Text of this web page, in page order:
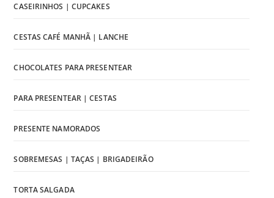
CASEIRINHOS | CUPCAKES
CESTAS CAFÉ MANHÃ | LANCHE
CHOCOLATES PARA PRESENTEAR
PARA PRESENTEAR | CESTAS
PRESENTE NAMORADOS
SOBREMESAS | TAÇAS | BRIGADEIRÃO
TORTA SALGADA